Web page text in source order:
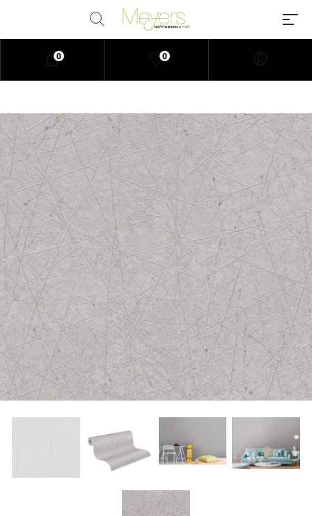
Millions of people around the
world visit Envato to buy and sell
creative assets, use smart design
templates, learn creative skills or
even hire freelancers. With an
industry-leading marketplace
paired with an unlimited
subscription service, Envato
helps creatives like you get
projects done faster.
About Envato
Careers
Privacy Policy
0
0